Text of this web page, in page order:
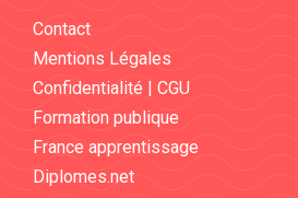
Contact
Mentions Légales
Confidentialité | CGU
Formation publique
France apprentissage
Diplomes.net